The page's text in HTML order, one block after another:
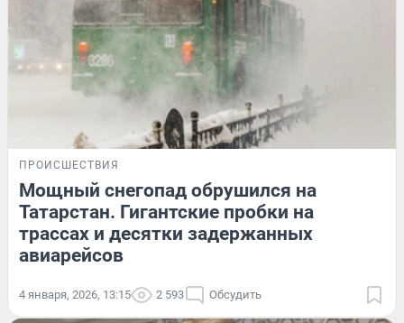
ПРОИСШЕСТВИЯ
Мощный снегопад обрушился на
Татарстан. Гигантские пробки на
трассах и десятки задержанных
авиарейсов
4 января, 2026, 13:15 2 593 Обсудить